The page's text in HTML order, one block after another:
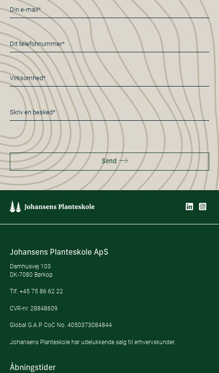
E-
mail
*
Telefon
*
Virksomhed*
*
Besked
*
Send
Johansens Planteskole ApS
Damhusvej 103
DK-7080 Børkop
Tlf. +45 75 86 62 22
CVR-nr. 28848609
Global G.A.P. CoC No. 4050373084844
Johansens Planteskole har udelukkende salg til erhvervskunder.
Åbningstider